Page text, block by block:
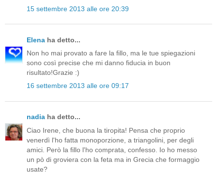
15 settembre 2013 alle ore 20:39
Elena ha detto...
Non ho mai provato a fare la fillo, ma le tue spiegazioni
sono così precise che mi danno fiducia in buon
risultato!Grazie :)
16 settembre 2013 alle ore 09:17
nadia ha detto...
Ciao Irene, che buona la tiropita! Pensa che proprio
venerdì l'ho fatta monoporzione, a triangolini, per degli
amici. Però la fillo l'ho comprata, confesso. Io ho messo
un pò di groviera con la feta ma in Grecia che formaggio
usate?